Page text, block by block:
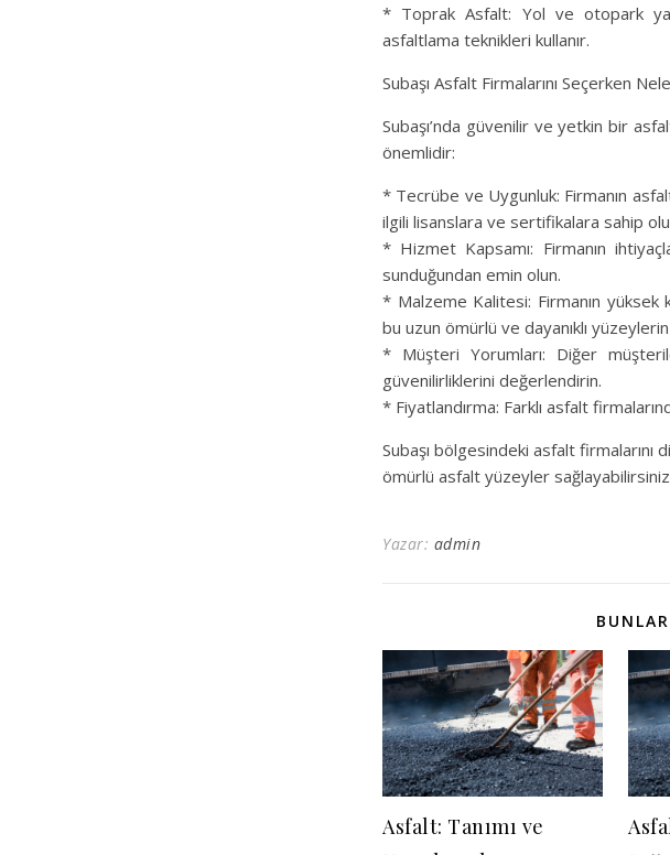
* Toprak Asfalt: Yol ve otopark
asfaltlama teknikleri kullanır.
Subaşı Asfalt Firmalarını Seçerken
Subaşı’nda güvenilir ve yetkin bir
önemlidir:
* Tecrübe ve Uygunluk: Firmanın
ilgili lisanslara ve sertifikalara sahip
* Hizmet Kapsamı: Firmanın
sunduğundan emin olun.
* Malzeme Kalitesi: Firmanın yüksek
bu uzun ömürlü ve dayanıklı yüzeylerin
* Müşteri Yorumları: Diğer
güvenilirliklerini değerlendirin.
* Fiyatlandırma: Farklı asfalt
Subaşı bölgesindeki asfalt firmalarını
ömürlü asfalt yüzeyler
Yazar: admin
Asfalt: Tanımı ve